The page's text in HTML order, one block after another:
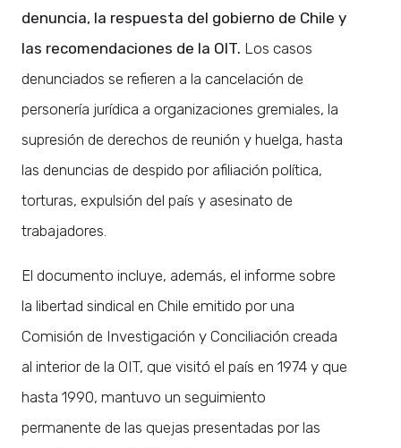
denuncia, la respuesta del gobierno de Chile y
las recomendaciones de la OIT. Los casos
denunciados se refieren a la cancelación de
personería jurídica a organizaciones gremiales, la
supresión de derechos de reunión y huelga, hasta
las denuncias de despido por afiliación política,
torturas, expulsión del país y asesinato de
trabajadores.
El documento incluye, además, el informe sobre
la libertad sindical en Chile emitido por una
Comisión de Investigación y Conciliación creada
al interior de la OIT, que visitó el país en 1974 y que
hasta 1990, mantuvo un seguimiento
permanente de las quejas presentadas por las